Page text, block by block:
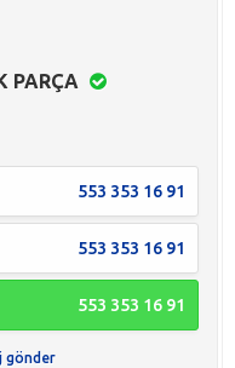
PARÇA
553 353 16 91
553 353 16 91
553 353 16 91
gönder